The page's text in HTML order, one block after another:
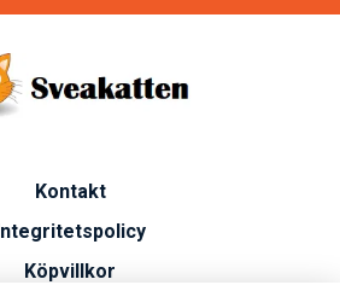
Kontakt
Integritetspolicy
Köpvillkor